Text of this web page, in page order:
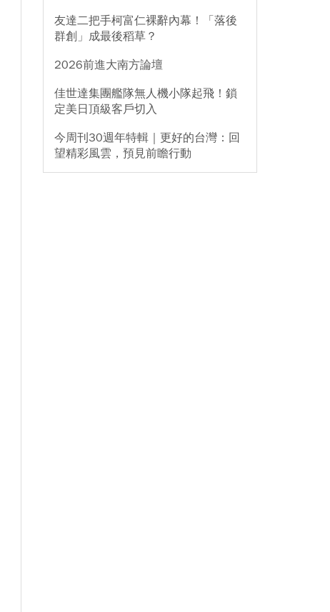
友達二把手柯富仁裸辭內幕！「落後
群創」成最後稻草？
2026前進大南方論壇
佳世達集團艦隊無人機小隊起飛！鎖
定美日頂級客戶切入
今周刊30週年特輯｜更好的台灣：回
望精彩風雲，預見前瞻行動